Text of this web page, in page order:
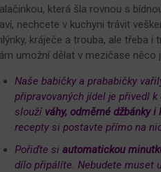
která šla rovnou s
nechcete v kuchyni trávit
kráječe a trouba, ale třeba i
umožní dělat v mezičase něco
Naše babičky a prababičky
připravovaných jídel je přivedl
slouží váhy, odměrné džbánky i
recepty si postavte přímo na
Pořiďte siautomatickou
dílo připálíte. Nebudete muset